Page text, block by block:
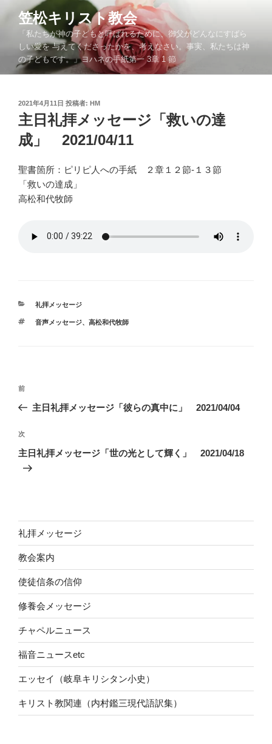
笠松キリスト教会
「私たちが神の子どもと呼ばれるために、御父がどんなにすばら
しい愛を 与えてくださったかを、考えなさい。事実、私たちは神
の子どもです。」ヨハネの手紙第一 3章 1 節
投
稿
日:
2021年4月11日 投稿者: HM
主日礼拝メッセージ「救いの達
成」 2021/04/11
聖書箇所：ピリピ人への手紙 ２章１２節-１３節
「救いの達成」
高松和代牧師
カ
ゴ
礼拝メッセージ
タ
音声メッセージ、高松和代牧師
投
ビ
ゲ
ー
ン
前
の
稿
前
主日礼拝メッセージ「彼らの真中に」 2021/04/04
次
の
次
主日礼拝メッセージ「世の光として輝く」 2021/04/18
礼拝メッセージ
教会案内
使徒信条の信仰
修養会メッセージ
チャペルニュース
福音ニュースetc
エッセイ（岐阜キリシタン小史）
キリスト教関連（内村鑑三現代語訳集）